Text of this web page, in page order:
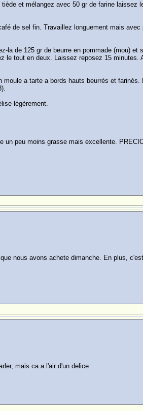
et mélangez avec 50 gr de farine
de sel fin. Travaillez longuement mais
la de 125 gr de beurre en pommade (mou)
le tout en deux. Laissez reposez 15
a tarte a bords hauts beurrés et
légèrement.
peu moins grasse mais excellente.
nous avons achete dimanche. En plus,
mais ca a l'air d'un delice.